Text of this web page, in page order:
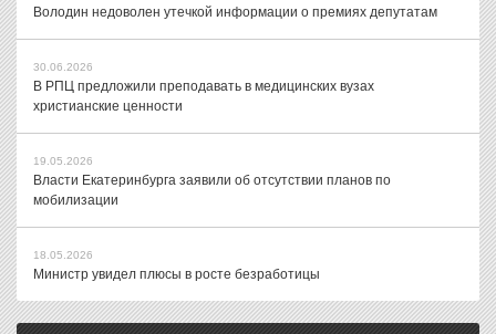
Володин недоволен утечкой информации о премиях депутатам
30.06.2026
В РПЦ предложили преподавать в медицинских вузах
христианские ценности
19.05.2026
Власти Екатеринбурга заявили об отсутствии планов по
мобилизации
18.05.2026
Министр увидел плюсы в росте безработицы